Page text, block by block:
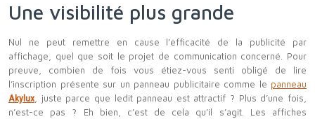
Une visibilité plus grande
Nul ne peut remettre en cause l’efficacité de la publicité par
affichage, quel que soit le projet de communication concerné. Pour
preuve, combien de fois vous étiez-vous senti obligé de lire
l’inscription présente sur un panneau publicitaire comme le panneau
Akylux, juste parce que ledit panneau est attractif ? Plus d’une fois,
n’est-ce pas ? Eh bien, c’est de cela qu’il s’agit. Les affiches